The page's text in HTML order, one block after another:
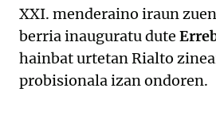
XXI. menderaino iraun
berria inauguratu dute
hainbat urtetan Rialto
probisionala izan ondoren.